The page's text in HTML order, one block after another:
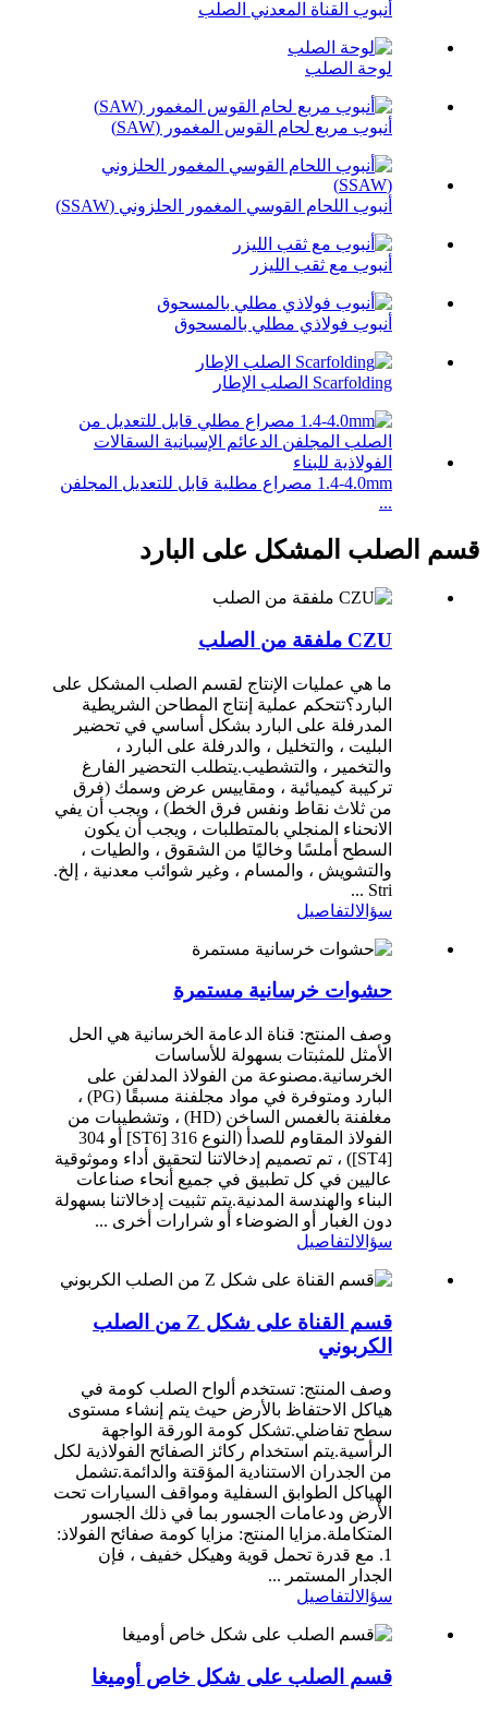
أنبوب القناة المعدني الصلب
لوحة الصلب
أنبوب مربع لحام القوس المغمور (SAW)
أنبوب اللحام القوسي المغمور الحلزوني (SSAW)
أنبوب مع ثقب الليزر
أنبوب فولاذي مطلي بالمسحوق
Scarfolding الصلب الإطار
1.4-4.0mm مصراع مطلية قابل للتعديل المجلفن
...
قسم الصلب المشكل على البارد
CZU ملفقة من الصلب
ما هي عمليات الإنتاج لقسم الصلب المشكل على
البارد؟تتحكم عملية إنتاج المطاحن الشريطية
المدرفلة على البارد بشكل أساسي في تحضير
البليت ، والتخليل ، والدرفلة على البارد ،
والتخمير ، والتشطيب.يتطلب التحضير الفارغ
تركيبة كيميائية ، ومقاييس عرض وسمك (فرق
من ثلاث نقاط ونفس فرق الخط) ، ويجب أن يفي
الانحناء المنجلي بالمتطلبات ، ويجب أن يكون
السطح أملسًا وخاليًا من الشقوق ، والطيات ،
والتشويش ، والمسام ، وغير شوائب معدنية ، إلخ.
Stri ...
سؤالالتفاصيل
حشوات خرسانية مستمرة
وصف المنتج: قناة الدعامة الخرسانية هي الحل
الأمثل للمثبتات بسهولة للأساسات
الخرسانية.مصنوعة من الفولاذ المدلفن على
البارد ومتوفرة في مواد مجلفنة مسبقًا (PG) ،
مغلفنة بالغمس الساخن (HD) ، وتشطيبات من
الفولاذ المقاوم للصدأ (النوع 316 [ST6] أو 304
[ST4]) ، تم تصميم إدخالاتنا لتحقيق أداء وموثوقية
عاليين في كل تطبيق في جميع أنحاء صناعات
البناء والهندسة المدنية.يتم تثبيت إدخالاتنا بسهولة
دون الغبار أو الضوضاء أو شرارات أخرى ...
سؤالالتفاصيل
قسم القناة على شكل Z من الصلب
الكربوني
وصف المنتج: تستخدم ألواح الصلب كومة في
هياكل الاحتفاظ بالأرض حيث يتم إنشاء مستوى
سطح تفاضلي.تشكل كومة الورقة الواجهة
الرأسية.يتم استخدام ركائز الصفائح الفولاذية لكل
من الجدران الاستنادية المؤقتة والدائمة.تشمل
الهياكل الطوابق السفلية ومواقف السيارات تحت
الأرض ودعامات الجسور بما في ذلك الجسور
المتكاملة.مزايا المنتج: مزايا كومة صفائح الفولاذ:
1. مع قدرة تحمل قوية وهيكل خفيف ، فإن
الجدار المستمر ...
سؤالالتفاصيل
قسم الصلب على شكل خاص أوميغا